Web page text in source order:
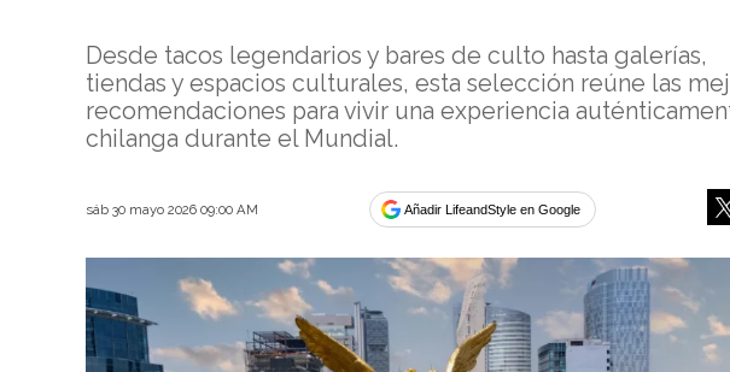
Desde tacos legendarios y bares de culto hasta galerías,
tiendas y espacios culturales, esta selección reúne las
recomendaciones para vivir una experiencia
chilanga durante el Mundial.
sáb 30 mayo 2026 09:00 AM Añadir LifeandStyle en Google